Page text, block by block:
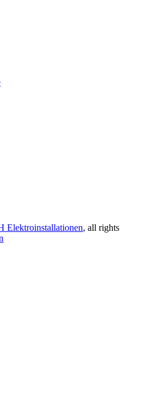
Elektroinstallationen, all rights